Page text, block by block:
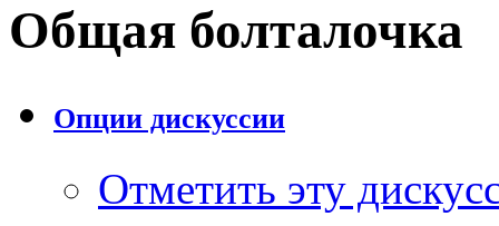
Общая болталочка
Опции дискуссии
Отметить эту